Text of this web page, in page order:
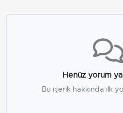
Henüz yorum
Bu içerik hakkında ilk